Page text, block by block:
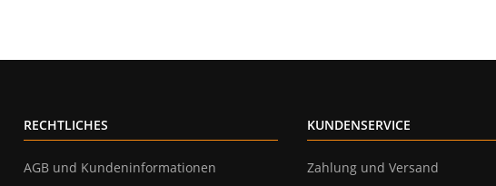
RECHTLICHES
AGB und Kundeninformationen
KUNDENSERVICE
Zahlung und Versand